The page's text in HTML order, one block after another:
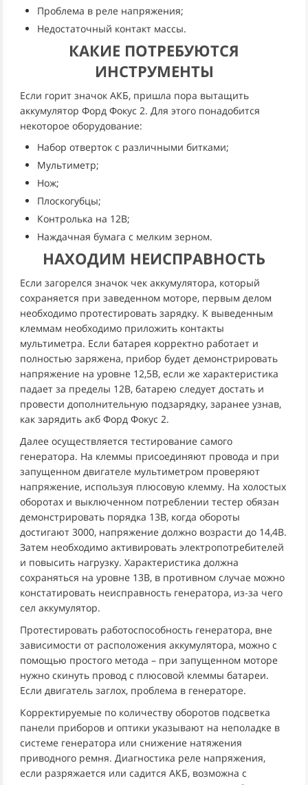
Проблема в реле напряжения;
Недостаточный контакт массы.
КАКИЕ ПОТРЕБУЮТСЯ
ИНСТРУМЕНТЫ
Если горит значок АКБ, пришла пора вытащить
аккумулятор Форд Фокус 2. Для этого понадобится
некоторое оборудование:
Набор отверток с различными битками;
Мультиметр;
Нож;
Плоскогубцы;
Контролька на 12В;
Наждачная бумага с мелким зерном.
НАХОДИМ НЕИСПРАВНОСТЬ
Если загорелся значок чек аккумулятора, который
сохраняется при заведенном моторе, первым делом
необходимо протестировать зарядку. К выведенным
клеммам необходимо приложить контакты
мультиметра. Если батарея корректно работает и
полностью заряжена, прибор будет демонстрировать
напряжение на уровне 12,5В, если же характеристика
падает за пределы 12В, батарею следует достать и
провести дополнительную подзарядку, заранее узнав,
как зарядить акб Форд Фокус 2.
Далее осуществляется тестирование самого
генератора. На клеммы присоединяют провода и при
запущенном двигателе мультиметром проверяют
напряжение, используя плюсовую клемму. На холостых
оборотах и выключенном потреблении тестер обязан
демонстрировать порядка 13В, когда обороты
достигают 3000, напряжение должно возрасти до 14,4В.
Затем необходимо активировать электропотребителей
и повысить нагрузку. Характеристика должна
сохраняться на уровне 13В, в противном случае можно
констатировать неисправность генератора, из-за чего
сел аккумулятор.
Протестировать работоспособность генератора, вне
зависимости от расположения аккумулятора, можно с
помощью простого метода – при запущенном моторе
нужно скинуть провод с плюсовой клеммы батареи.
Если двигатель заглох, проблема в генераторе.
Корректируемые по количеству оборотов подсветка
панели приборов и оптики указывают на неполадке в
системе генератора или снижение натяжения
приводного ремня. Диагностика реле напряжения,
если разряжается или садится АКБ, возможна с